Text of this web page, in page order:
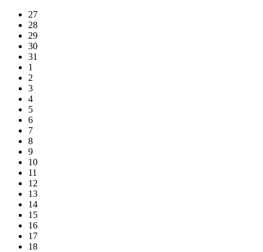
27
28
29
30
31
1
2
3
4
5
6
7
8
9
10
11
12
13
14
15
16
17
18